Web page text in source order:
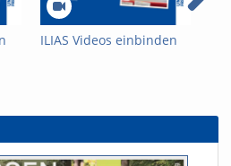
ILIAS Videos einbinden